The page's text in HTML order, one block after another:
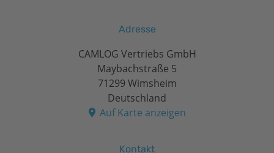
Adresse
CAMLOG Vertriebs GmbH
Maybachstraße 5
71299 Wimsheim
Deutschland
Auf Karte anzeigen
Kontakt